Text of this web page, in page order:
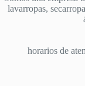
lavarropas,
horarios de